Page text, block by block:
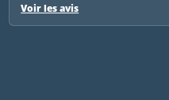
Voir les avis